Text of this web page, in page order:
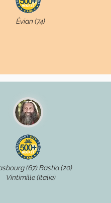
Évian (74)
(67) Bastia (20)
Vintimille (Italie)